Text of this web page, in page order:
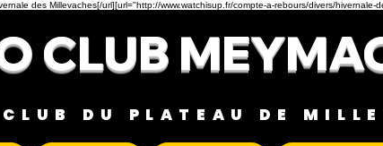
des Millevaches[/url][url="http://www.watchisup.fr/compte-a-rebours/divers/
CLUB
DU PLATEAU DE